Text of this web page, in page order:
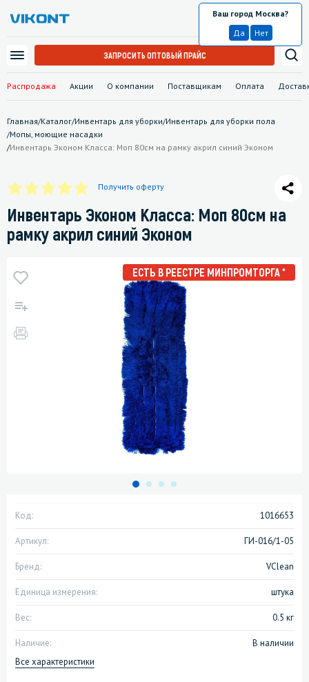
Распродажа Акции О компании Поставщикам Оплата
Москва
Ваш город Москва?
Да
Нет
ЗАПРОСИТЬ ОПТОВЫЙ ПРАЙС
Главная/Каталог/Инвентарь для уборки/Инвентарь для уборки пола
/Мопы, моющие насадки
/Инвентарь Эконом Класса: Моп 80см на рамку акрил синий Эконом
Получить оферту
Инвентарь Эконом Класса: Моп 80см на
рамку акрил синий Эконом
ЕСТЬ В РЕЕСТРЕ МИНПРОМТОРГА *
Код: 1016653
Артикул: ГИ-016/1-05
Бренд: VClean
Единица измерения: штука
Вес: 0.5 кг
Наличие:
В наличии
Все характеристики